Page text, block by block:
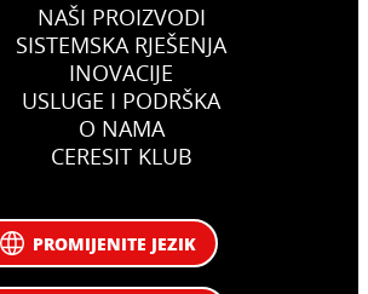
NAŠI PROIZVODI
SISTEMSKA RJEŠENJA
INOVACIJE
USLUGE I PODRŠKA
O NAMA
CERESIT KLUB
PROMIJENITE JEZIK